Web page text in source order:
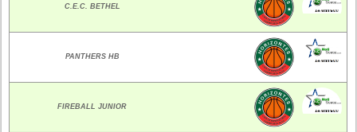
C.E.C. BETHEL
PANTHERS HB
FIREBALL JUNIOR